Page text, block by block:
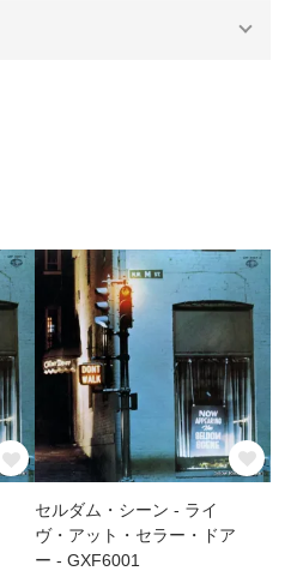
セルダム・シーン - ライ
ヴ・アット・セラー・ドア
ー - GXF6001